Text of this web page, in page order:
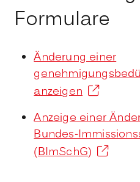
Formulare
Änderung einer
anzeigen
Anzeige einer
Bundes-
(BImSchG)